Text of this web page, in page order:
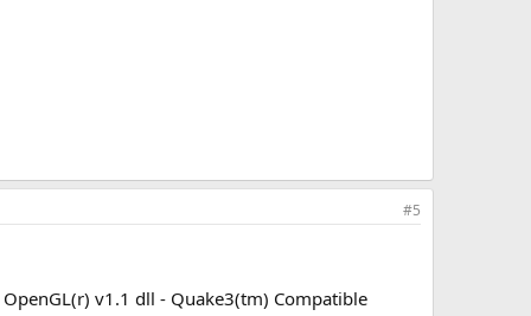
#5
v1.1 dll - Quake3(tm) Compatible